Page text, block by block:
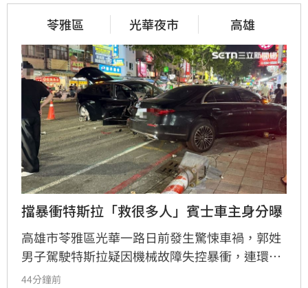
苓雅區 光華夜市 高雄
擋暴衝特斯拉「救很多人」賓士車主身分曝
高雄市苓雅區光華一路日前發生驚悚車禍，郭姓
男子駕駛特斯拉疑因機械故障失控暴衝，連環撞
擊12輛汽機車及單車，所幸僅造成3人輕傷。肇
44分鐘前